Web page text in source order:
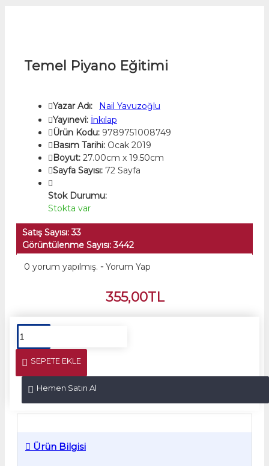
Temel Piyano Eğitimi
Yazar Adı:
Nail Yavuzoğlu
Yayınevi: İnkılap
Ürün Kodu: 9789751008749
Basım Tarihi: Ocak 2019
Boyut: 27.00cm x 19.50cm
Sayfa Sayısı: 72 Sayfa
Stok Durumu:
Stokta var
Satış Sayısı: 33
Görüntülenme Sayısı: 3442
0 yorum yapılmış. - Yorum Yap
355,00TL
SEPETE EKLE
Hemen Satın Al
Ürün Bilgisi